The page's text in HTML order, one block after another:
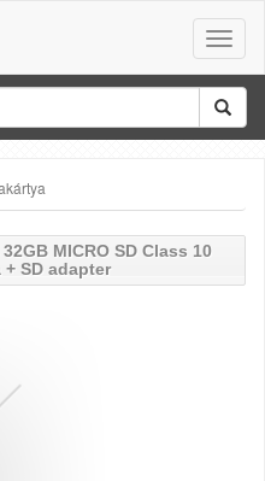
Toggle
MICRO SD Class 10
SD adapter